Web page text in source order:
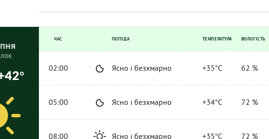
ЧАС ПОГОДА ТЕМПЕРАТУРА ВОЛОГІСТЬ
02:00 Ясно і безхмарно +35°C 62 %
05:00 Ясно і безхмарно +34°C 72 %
08:00 Ясно і безхмарно +35°C 72 %